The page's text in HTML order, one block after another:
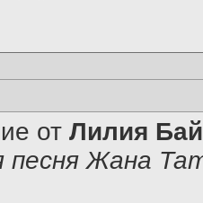
от Лилия
песня Жана